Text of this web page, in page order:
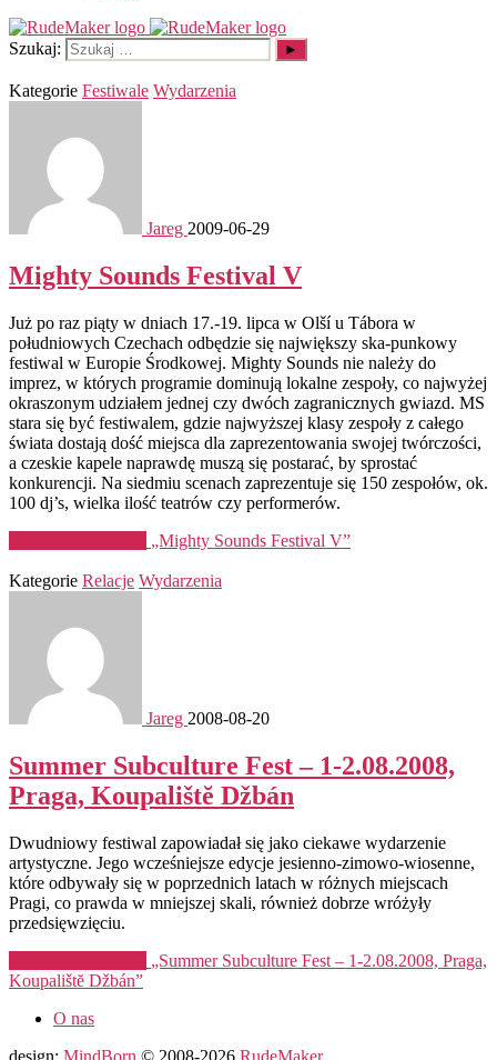
Szukaj:
Kategorie Festiwale Wydarzenia
Jareg 2009-06-29
Mighty Sounds Festival V
Już po raz piąty w dniach 17.-19. lipca w Olší u Tábora w
południowych Czechach odbędzie się największy ska-punkowy
festiwal w Europie Środkowej. Mighty Sounds nie należy do
imprez, w których programie dominują lokalne zespoły, co najwyżej
okraszonym udziałem jednej czy dwóch zagranicznych gwiazd. MS
stara się być festiwalem, gdzie najwyższej klasy zespoły z całego
świata dostają dość miejsca dla zaprezentowania swojej twórczości,
a czeskie kapele naprawdę muszą się postarać, by sprostać
konkurencji. Na siedmiu scenach zaprezentuje się 150 zespołów, ok.
100 dj’s, wielka ilość teatrów czy performerów.
„Mighty Sounds Festival V”
Kategorie Relacje Wydarzenia
Jareg 2008-08-20
Summer Subculture Fest – 1-2.08.2008,
Praga, Koupalištĕ Džbán
Dwudniowy festiwal zapowiadał się jako ciekawe wydarzenie
artystyczne. Jego wcześniejsze edycje jesienno-zimowo-wiosenne,
które odbywały się w poprzednich latach w różnych miejscach
Pragi, co prawda w mniejszej skali, również dobrze wróżyły
przedsięwzięciu.
„Summer Subculture Fest – 1-2.08.2008, Praga,
Koupalištĕ Džbán”
O nas
design: MindBorn © 2008-2026 RudeMaker